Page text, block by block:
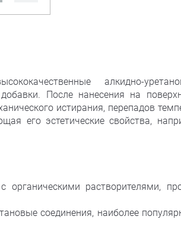
алкидно-
После нанесения на
истирания, перепадов
его эстетические свойства,
растворителями,
соединения, наиболее